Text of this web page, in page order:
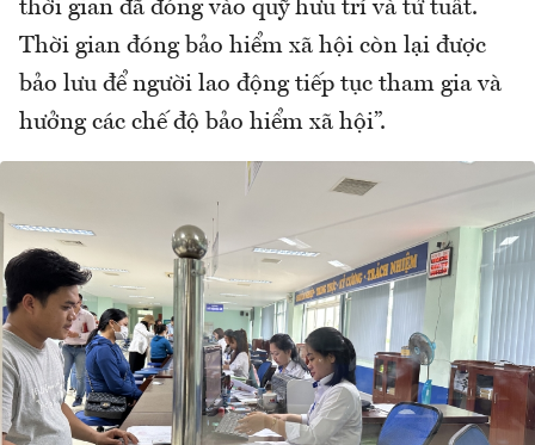
thời gian đã đóng vào quỹ hưu trí và tử tuất.
Thời gian đóng bảo hiểm xã hội còn lại được
bảo lưu để người lao động tiếp tục tham gia và
hưởng các chế độ bảo hiểm xã hội”.